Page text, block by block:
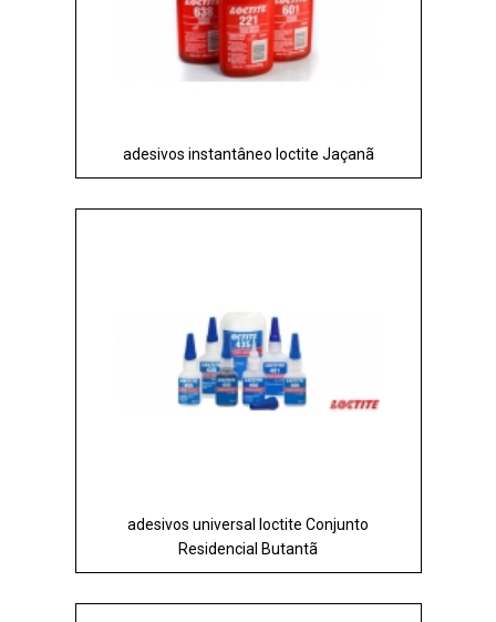
adesivos instantâneo loctite Jaçanã
adesivos universal loctite Conjunto
Residencial Butantã